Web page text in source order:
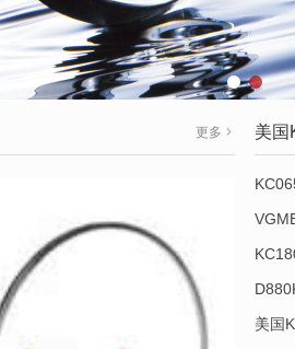
更多 美国
美国